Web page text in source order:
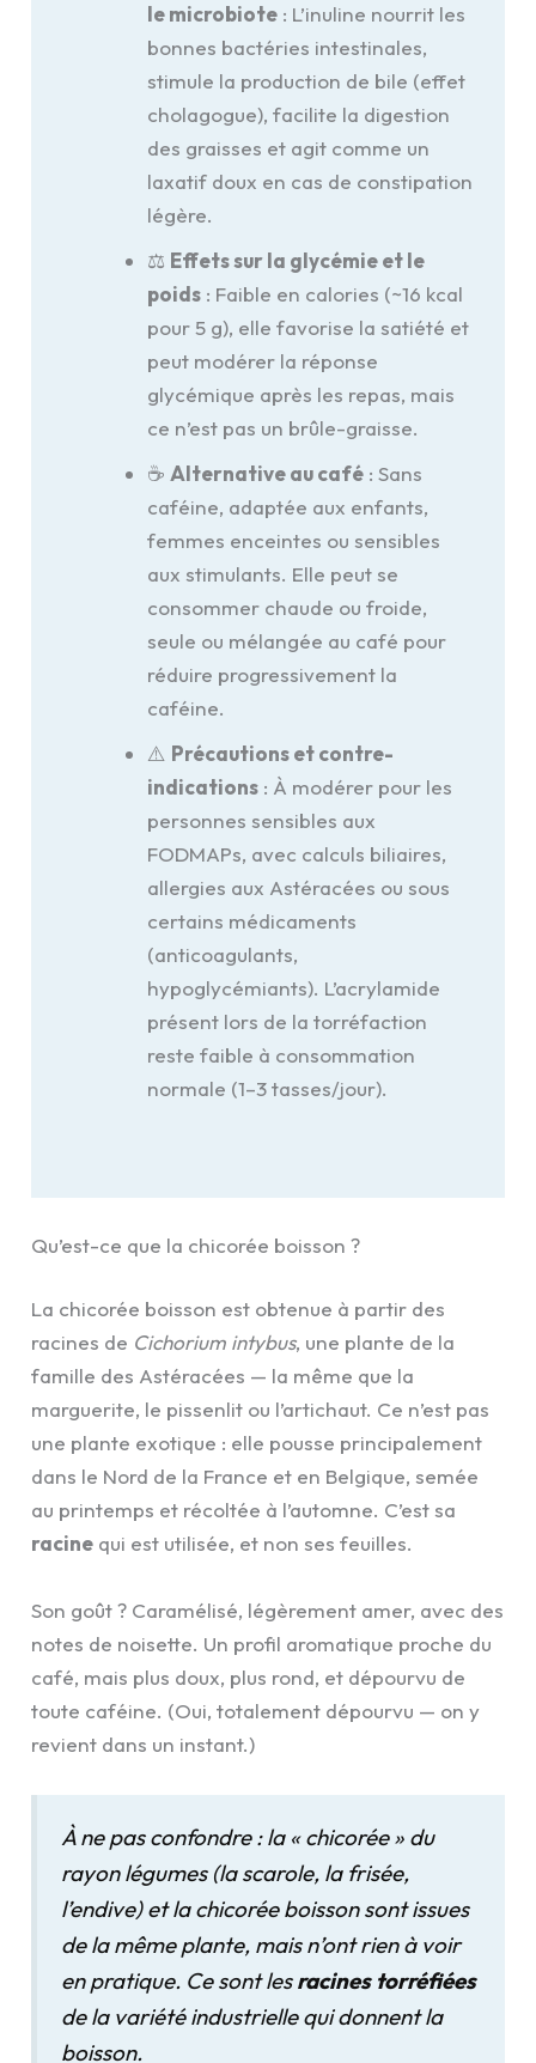
le microbiote: L’inuline nourrit les
bonnes bactéries intestinales,
stimule la production de bile (effet
cholagogue), facilite la digestion
des graisses et agit comme un
laxatif doux en cas de constipation
légère.
⚖️ Effets sur la glycémie et le
poids: Faible en calories (~16 kcal
pour 5 g), elle favorise la satiété et
peut modérer la réponse
glycémique après les repas, mais
ce n’est pas un brûle-graisse.
☕ Alternative au café: Sans
caféine, adaptée aux enfants,
femmes enceintes ou sensibles
aux stimulants. Elle peut se
consommer chaude ou froide,
seule ou mélangée au café pour
réduire progressivement la
caféine.
⚠️ Précautions et contre-
indications: À modérer pour les
personnes sensibles aux
FODMAPs, avec calculs biliaires,
allergies aux Astéracées ou sous
certains médicaments
(anticoagulants,
hypoglycémiants). L’acrylamide
présent lors de la torréfaction
reste faible à consommation
normale (1–3 tasses/jour).
Qu’est-ce que la chicorée boisson ?
La chicorée boisson est obtenue à partir des
racines de Cichorium intybus, une plante de la
famille des Astéracées — la même que la
marguerite, le pissenlit ou l’artichaut. Ce n’est pas
une plante exotique : elle pousse principalement
dans le Nord de la France et en Belgique, semée
au printemps et récoltée à l’automne. C’est sa
racine qui est utilisée, et non ses feuilles.
Son goût ? Caramélisé, légèrement amer, avec des
notes de noisette. Un profil aromatique proche du
café, mais plus doux, plus rond, et dépourvu de
toute caféine. (Oui, totalement dépourvu — on y
revient dans un instant.)
À ne pas confondre : la « chicorée » du
rayon légumes (la scarole, la frisée,
l’endive) et la chicorée boisson sont issues
de la même plante, mais n’ont rien à voir
en pratique. Ce sont lesracines torréfiées
de la variété industrielle qui donnent la
boisson.